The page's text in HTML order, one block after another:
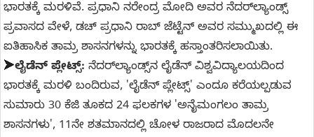
ಭಾರತಕ್ಕೆ ಮರಳಿವೆ. ಪ್ರಧಾನಿ ನರೇಂದ್ರ ಮೋದಿ ಅವರ ನೆದರ್‌ಲ್ಯಾಂಡ್ಸ್
ಪ್ರವಾಸದ ವೇಳೆ, ಡಚ್ ಪ್ರಧಾನಿ ರಾಬ್ ಜೆಟ್ಟೆನ್ ಅವರ ಸಮ್ಮುಖದಲ್ಲಿ ಈ
ಐತಿಹಾಸಿಕ ತಾಮ್ರ ಶಾಸನಗಳನ್ನು ಭಾರತಕ್ಕೆ ಹಸ್ತಾಂತರಿಸಲಾಯಿತು.
➤ಲೈಡೆನ್ ಪ್ಲೇಟ್ಸ್: ನೆದರ್‌ಲ್ಯಾಂಡ್ಸ್‌ನ ಲೈಡೆನ್ ವಿಶ್ವವಿದ್ಯಾಲಯದಿಂದ
ಭಾರತಕ್ಕೆ ಮರಳಿ ಬಂದಿರುವ, 'ಲೈಡೆನ್ ಪ್ಲೇಟ್ಸ್' ಎಂದೂ ಕರೆಯಲ್ಪಡುವ
ಸುಮಾರು 30 ಕೆಜಿ ತೂಕದ 24 ಫಲಕಗಳ 'ಅನೈಮಂಗಲಂ ತಾಮ್ರ
ಶಾಸನಗಳು', 11ನೇ ಶತಮಾನದಲ್ಲಿ ಚೋಳ ರಾಜರಾದ ಮೊದಲನೇ